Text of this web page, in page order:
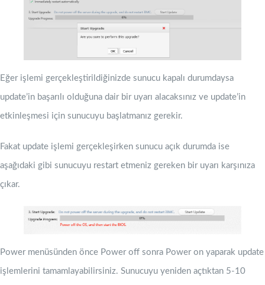
Eğer işlemi gerçekleştirildiğinizde sunucu kapalı durumdaysa
update’in başarılı olduğuna dair bir uyarı alacaksınız ve update’in
etkinleşmesi için sunucuyu başlatmanız gerekir.
Fakat update işlemi gerçekleşirken sunucu açık durumda ise
aşağıdaki gibi sunucuyu restart etmeniz gereken bir uyarı karşınıza
çıkar.
Power menüsünden önce Power off sonra Power on yaparak update
işlemlerini tamamlayabilirsiniz. Sunucuyu yeniden açtıktan 5-10